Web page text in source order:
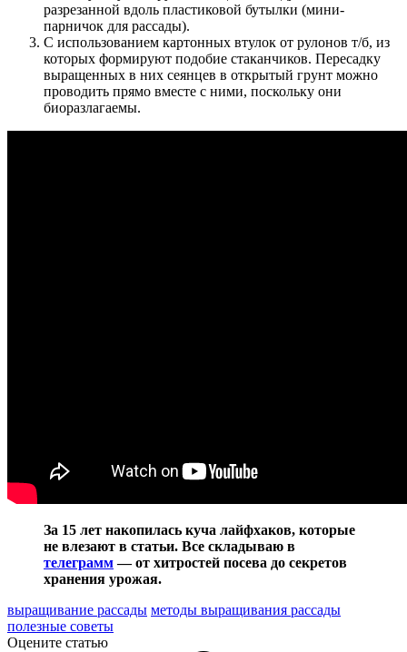
разрезанной вдоль пластиковой бутылки (мини-
парничок для рассады).
С использованием картонных втулок от рулонов т/б, из
которых формируют подобие стаканчиков. Пересадку
выращенных в них сеянцев в открытый грунт можно
проводить прямо вместе с ними, поскольку они
биоразлагаемы.
За 15 лет накопилась куча лайфхаков, которые
не влезают в статьи. Все складываю в
телеграмм— от хитростей посева до секретов
хранения урожая.
выращивание рассады методы выращивания рассады
полезные советы
Оцените статью